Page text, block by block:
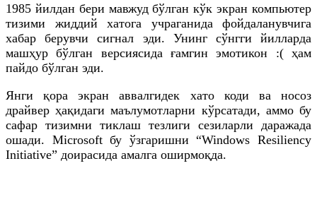
1985 йилдан бери мавжуд бўлган кўк экран компьютер
тизими жиддий хатога учраганида фойдаланувчига
хабар берувчи сигнал эди. Унинг сўнгги йилларда
машҳур бўлган версиясида ғамгин эмотикон :( ҳам
пайдо бўлган эди.
Янги қора экран аввалгидек хато коди ва носоз
драйвер ҳақидаги маълумотларни кўрсатади, аммо бу
сафар тизимни тиклаш тезлиги сезиларли даражада
ошади. Microsoft бу ўзгаришни “Windows Resiliency
Initiative” доирасида амалга оширмоқда.